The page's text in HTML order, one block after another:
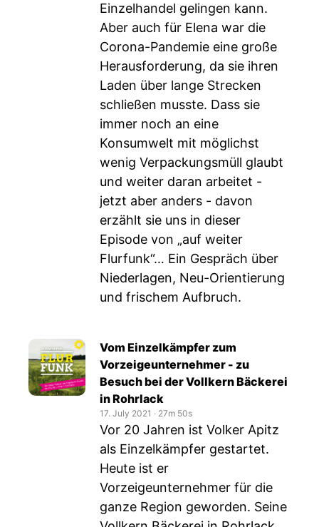
Einzelhandel gelingen kann.
Aber auch für Elena war die
Corona-Pandemie eine große
Herausforderung, da sie ihren
Laden über lange Strecken
schließen musste. Dass sie
immer noch an eine
Konsumwelt mit möglichst
wenig Verpackungsmüll glaubt
und weiter daran arbeitet -
jetzt aber anders - davon
erzählt sie uns in dieser
Episode von „auf weiter
Flurfunk“… Ein Gespräch über
Niederlagen, Neu-Orientierung
und frischem Aufbruch.
Vom Einzelkämpfer zum
Vorzeigeunternehmer - zu
Besuch bei der Vollkern Bäckerei
in Rohrlack
17. July 2021 ‧ 27m 50s
Vor 20 Jahren ist Volker Apitz
als Einzelkämpfer gestartet.
Heute ist er
Vorzeigeunternehmer für die
ganze Region geworden. Seine